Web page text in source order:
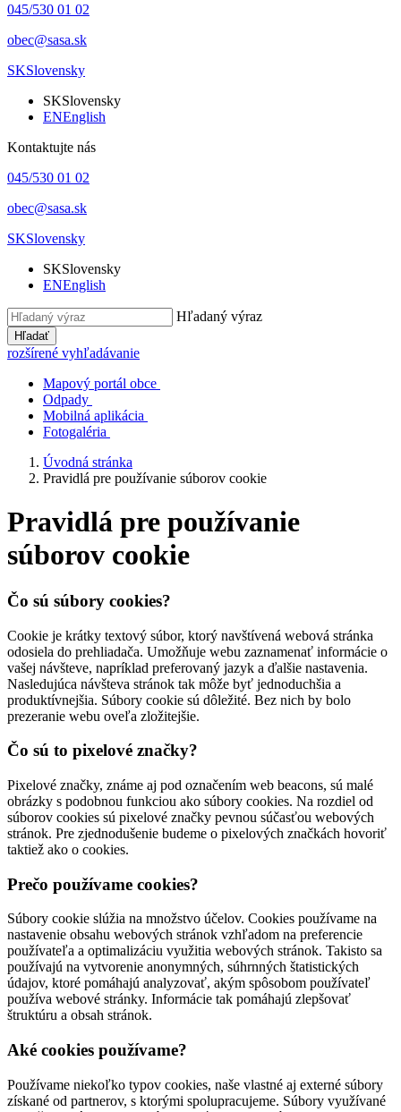
045/530 01 02
obec@sasa.sk
SKSlovensky
SKSlovensky
ENEnglish
Kontaktujte nás
045/530 01 02
obec@sasa.sk
SKSlovensky
SKSlovensky
ENEnglish
Hľadaný výraz
Hľadať
rozšírené vyhľadávanie
Mapový portál obce
Odpady
Mobilná aplikácia
Fotogaléria
Úvodná stránka
Pravidlá pre používanie súborov cookie
Pravidlá pre používanie
súborov cookie
Čo sú súbory cookies?
Cookie je krátky textový súbor, ktorý navštívená webová stránka
odosiela do prehliadača. Umožňuje webu zaznamenať informácie o
vašej návšteve, napríklad preferovaný jazyk a ďalšie nastavenia.
Nasledujúca návšteva stránok tak môže byť jednoduchšia a
produktívnejšia. Súbory cookie sú dôležité. Bez nich by bolo
prezeranie webu oveľa zložitejšie.
Čo sú to pixelové značky?
Pixelové značky, známe aj pod označením web beacons, sú malé
obrázky s podobnou funkciou ako súbory cookies. Na rozdiel od
súborov cookies sú pixelové značky pevnou súčasťou webových
stránok. Pre zjednodušenie budeme o pixelových značkách hovoriť
taktiež ako o cookies.
Prečo používame cookies?
Súbory cookie slúžia na množstvo účelov. Cookies používame na
nastavenie obsahu webových stránok vzhľadom na preferencie
používateľa a optimalizáciu využitia webových stránok. Takisto sa
používajú na vytvorenie anonymných, súhrnných štatistických
údajov, ktoré pomáhajú analyzovať, akým spôsobom používateľ
používa webové stránky. Informácie tak pomáhajú zlepšovať
štruktúru a obsah stránok.
Aké cookies používame?
Používame niekoľko typov cookies, naše vlastné aj externé súbory
získané od partnerov, s ktorými spolupracujeme. Súbory využívané